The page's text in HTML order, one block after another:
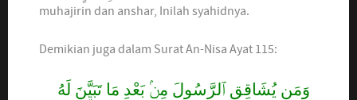
muhajirin dan anshar, Inilah syahidnya.
Demikian juga dalam Surat An-Nisa Ayat 115:
وَمَن يُشَاقِقِ ٱلرَّسُولَ مِنۢ بَعْدِ مَا تَبَيَّنَ لَهُ